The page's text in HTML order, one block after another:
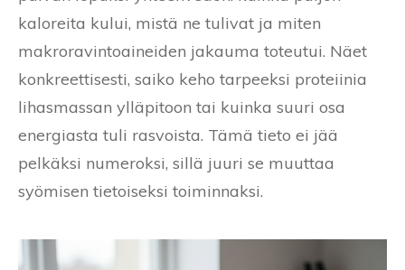
kaloreita kului, mistä ne tulivat ja miten
makroravintoaineiden jakauma toteutui. Näet
konkreettisesti, saiko keho tarpeeksi proteiinia
lihasmassan ylläpitoon tai kuinka suuri osa
energiasta tuli rasvoista. Tämä tieto ei jää
pelkäksi numeroksi, sillä juuri se muuttaa
syömisen tietoiseksi toiminnaksi.